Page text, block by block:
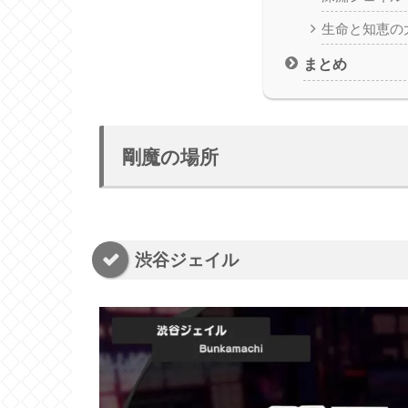
生命と知恵の
まとめ
剛魔の場所
渋谷ジェイル